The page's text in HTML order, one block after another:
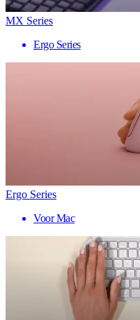
MX Series
Ergo Series
Ergo Series
Voor Mac